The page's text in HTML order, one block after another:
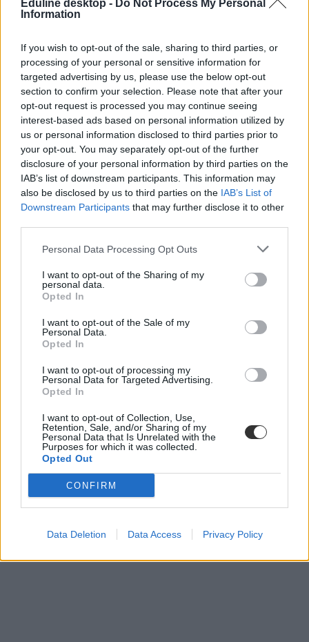
Eduline desktop - Do Not Process My Personal
Information
If you wish to opt-out of the sale, sharing to third parties, or
processing of your personal or sensitive information for
targeted advertising by us, please use the below opt-out
section to confirm your selection. Please note that after your
opt-out request is processed you may continue seeing
interest-based ads based on personal information utilized by
us or personal information disclosed to third parties prior to
your opt-out. You may separately opt-out of the further
disclosure of your personal information by third parties on the
IAB’s list of downstream participants. This information may
also be disclosed by us to third parties on the IAB’s List of
Downstream Participants that may further disclose it to other
Personal Data Processing Opt Outs
I want to opt-out of the Sharing of my
personal data.
Opted In
I want to opt-out of the Sale of my
Personal Data.
Opted In
I want to opt-out of processing my
Personal Data for Targeted Advertising.
Opted In
I want to opt-out of Collection, Use,
Retention, Sale, and/or Sharing of my
Personal Data that Is Unrelated with the
Purposes for which it was collected.
Opted Out
CONFIRM
Data Deletion Data Access Privacy Policy
középiskolai felvételi
szóbeli vizsga
középiskolai felvételi 2024